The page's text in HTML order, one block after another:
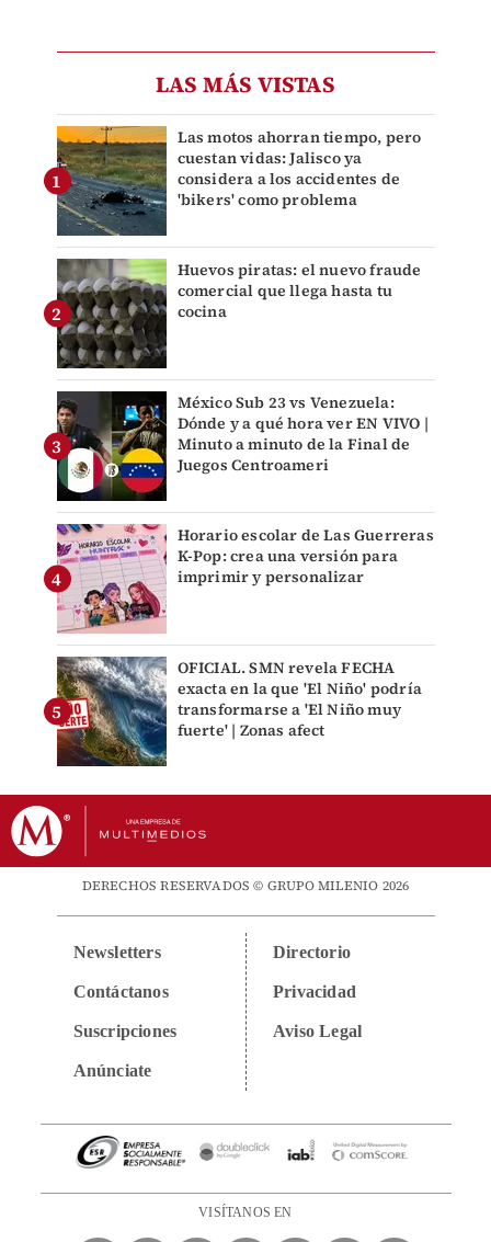
LAS MÁS VISTAS
Las motos ahorran tiempo, pero
cuestan vidas: Jalisco ya
considera a los accidentes de
'bikers' como problema
Huevos piratas: el nuevo fraude
comercial que llega hasta tu
cocina
México Sub 23 vs Venezuela:
Dónde y a qué hora ver EN VIVO |
Minuto a minuto de la Final de
Juegos Centroameri
Horario escolar de Las Guerreras
K-Pop: crea una versión para
imprimir y personalizar
OFICIAL. SMN revela FECHA
exacta en la que 'El Niño' podría
transformarse a 'El Niño muy
fuerte' | Zonas afect
DERECHOS RESERVADOS © GRUPO MILENIO 2026
Newsletters
Contáctanos
Suscripciones
Anúnciate
Directorio
Privacidad
Aviso Legal
VISÍTANOS EN